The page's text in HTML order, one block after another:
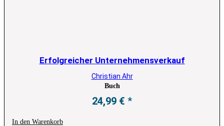
Erfolgreicher Unternehmensverkauf
Christian Ahr
Buch
24,99 €
In den Warenkorb